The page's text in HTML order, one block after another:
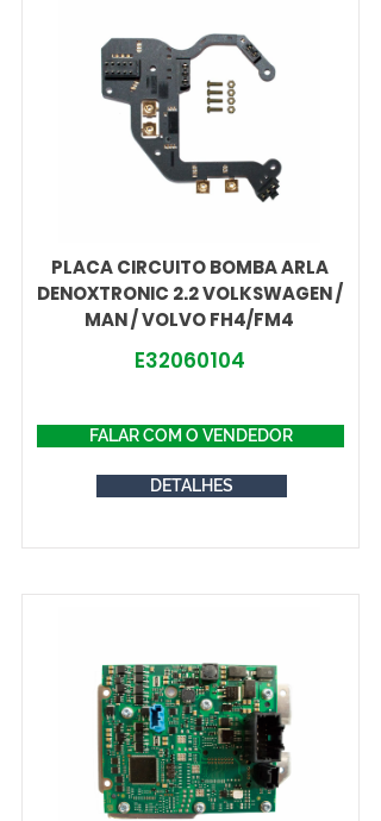
PLACA CIRCUITO BOMBA ARLA
DENOXTRONIC 2.2 VOLKSWAGEN /
MAN / VOLVO FH4/FM4
E32060104
FALAR COM O VENDEDOR
DETALHES